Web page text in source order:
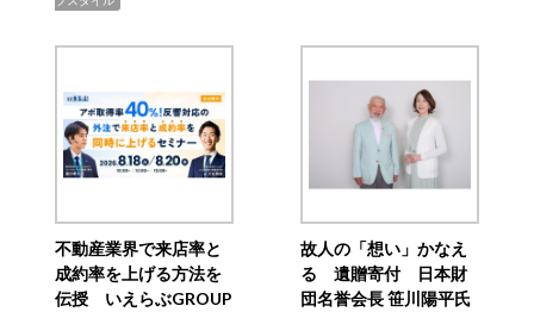
不動産業界で来店率と
成約率を上げる方法を
伝授 いえらぶGROUP
故人の「想い」かなえ
る 遺贈寄付 日本財
団名誉会長 笹川陽平氏